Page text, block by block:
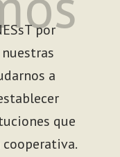
por
a
que
cooperativa.